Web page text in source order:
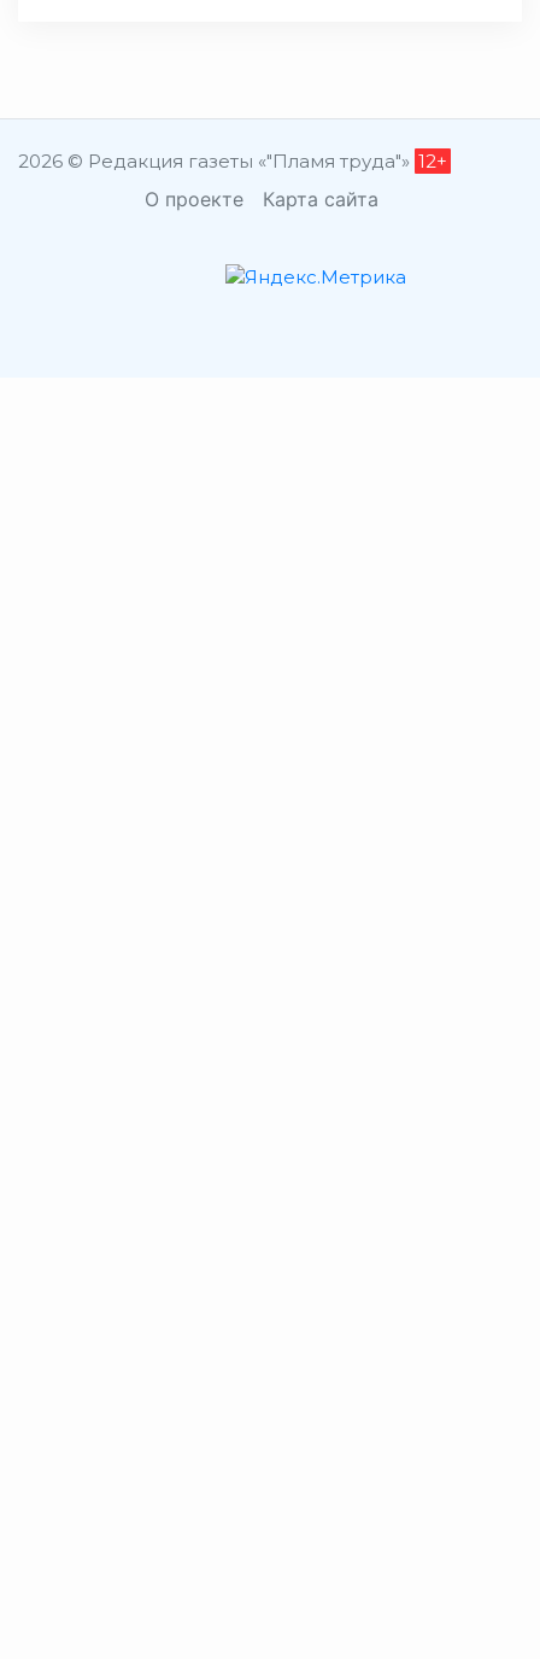
2026 © Редакция газеты «"Пламя труда"» 12+
О проекте Карта сайта